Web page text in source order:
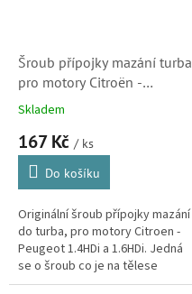
Šroub přípojky mazání turba
pro motory Citroën -
Peugeot 1.4HDi a 1.6HDi
Skladem
167 Kč / ks
Do košíku
Originální šroub přípojky mazání
do turba, pro motory Citroen -
Peugeot 1.4HDi a 1.6HDi. Jedná
se o šroub co je na tělese
turbodmychadla. (Ford, BMW,